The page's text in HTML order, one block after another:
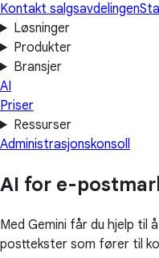
Kontakt salgsavdelingen
Løsninger
Produkter
Bransjer
AI
Priser
Ressurser
Administrasjonskonsoll
AI for e-
Med Gemini får du hjelp til
posttekster som fører til